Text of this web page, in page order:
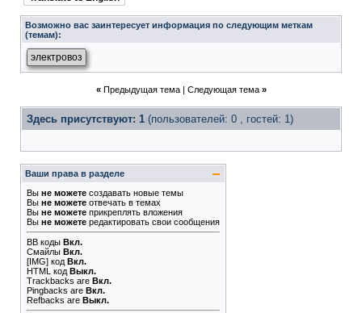
Возможно вас заинтересует информация по следующим меткам
(темам):
электровоз
« Предыдущая тема| Следующая тема »
Здесь присутствуют: 1 (пользователей: 0 , гостей: 1)
Ваши права в разделе
Вы не можете создавать новые темы
Вы не можете отвечать в темах
Вы не можете прикреплять вложения
Вы не можете редактировать свои сообщения
BB коды Вкл.
Смайлы Вкл.
[IMG] код Вкл.
HTML код Выкл.
Trackbacks are Вкл.
Pingbacks are Вкл.
Refbacks are Выкл.